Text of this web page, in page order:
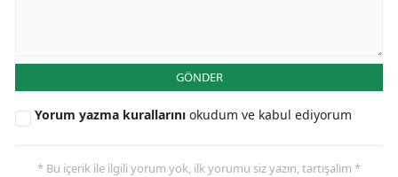
GÖNDER
Yorum yazma kurallarını okudum ve kabul ediyorum
* Bu içerik ile ilgili yorum yok, ilk yorumu siz yazın, tartışalım *